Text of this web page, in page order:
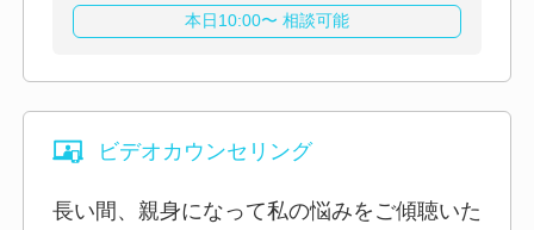
本日10:00〜 相談可能
ビデオカウンセリング
長い間、親身になって私の悩みをご傾聴いた